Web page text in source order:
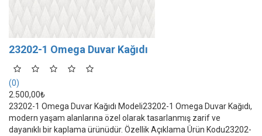
23202-1 Omega Duvar Kağıdı
(0)
2.500,00₺
23202-1 Omega Duvar Kağıdı Modeli23202-1 Omega Duvar Kağıdı,
modern yaşam alanlarına özel olarak tasarlanmış zarif ve
dayanıklı bir kaplama ürünüdür. Özellik Açıklama Ürün Kodu23202-